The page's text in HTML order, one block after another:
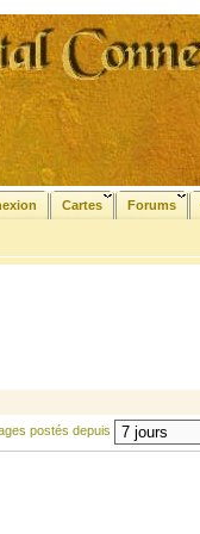
Cartes Forums
postés depuis